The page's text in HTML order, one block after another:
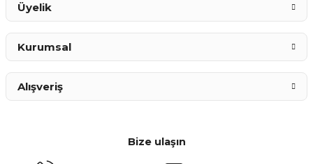
Bize ulaşın
Üyelik
Kurumsal
Alışveriş